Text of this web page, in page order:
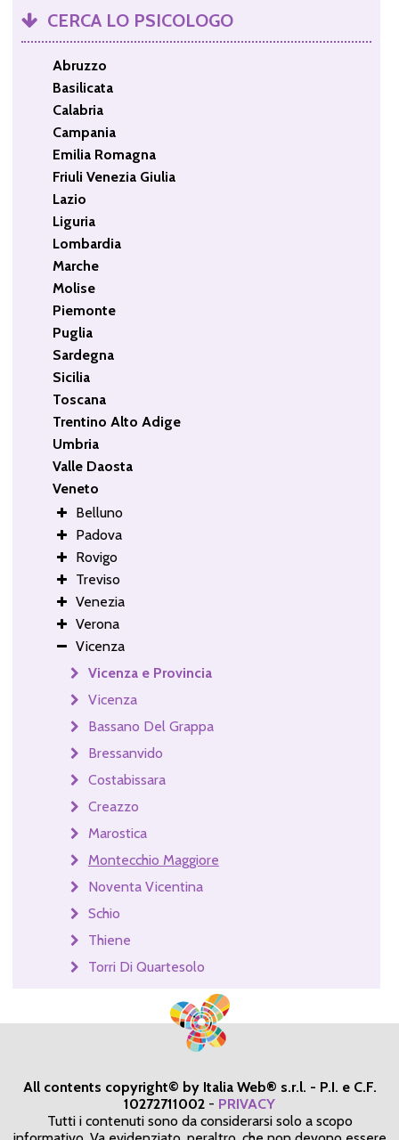
CERCA LO PSICOLOGO
Abruzzo
Basilicata
Calabria
Campania
Emilia Romagna
Friuli Venezia Giulia
Lazio
Liguria
Lombardia
Marche
Molise
Piemonte
Puglia
Sardegna
Sicilia
Toscana
Trentino Alto Adige
Umbria
Valle Daosta
Veneto
Belluno
Padova
Rovigo
Treviso
Venezia
Verona
Vicenza
Vicenza e Provincia
Vicenza
Bassano Del Grappa
Bressanvido
Costabissara
Creazzo
Marostica
Montecchio Maggiore
Noventa Vicentina
Schio
Thiene
Torri Di Quartesolo
All contents copyright© by Italia Web® s.r.l. - P.I. e C.F.
10272711002 - PRIVACY
Tutti i contenuti sono da considerarsi solo a scopo